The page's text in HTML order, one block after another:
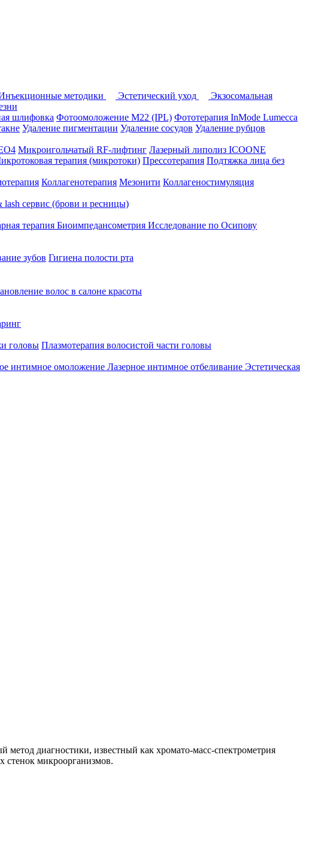
методики Эстетический уход
Экзосомальная
шлифовка Фотоомоложение M22 (IPL) Фототерапия InMode Lumecca
Удаление пигментации Удаление сосудов Удаление рубцов
Микроигольчатый RF-лифтинг Лазерный липолиз ICOONE
терапия (микротоки) Прессотерапия Подтяжка лица без
Коллагенотерапия Мезонити Коллагеностимуляция
lash сервис (брови и ресницы)
терапия Биоимпедансометрия Исследование по Осипову
зубов Гигиена полости рта
волос в салоне красоты
головы Плазмотерапия волосистой части головы
интимное омоложение Лазерное интимное отбеливание Эстетическая
диагностики, известный как хромато-масс-спектрометрия
стенок микроорганизмов.